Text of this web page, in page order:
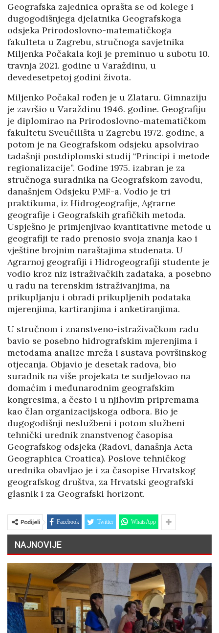
Geografska zajednica oprašta se od kolege i
dugogodišnjega djelatnika Geografskoga
odsjeka Prirodoslovno-matematičkoga
fakulteta u Zagrebu, stručnoga savjetnika
Miljenka Počakala koji je preminuo u subotu 10.
travnja 2021. godine u Varaždinu, u
devedesetpetoj godini života.
Miljenko Počakal rođen je u Zlataru. Gimnaziju
je završio u Varaždinu 1946. godine. Geografiju
je diplomirao na Prirodoslovno-matematičkom
fakultetu Sveučilišta u Zagrebu 1972. godine, a
potom je na Geografskom odsjeku apsolvirao
tadašnji postdiplomski studij “Principi i metode
regionalizacije”. Godine 1975. izabran je za
stručnoga suradnika na Geografskom zavodu,
današnjem Odsjeku PMF-a. Vodio je tri
praktikuma, iz Hidrogeografije, Agrarne
geografije i Geografskih grafičkih metoda.
Uspješno je primjenjivao kvantitativne metode u
geografiji te rado prenosio svoja znanja kao i
vještine brojnim naraštajima studenata. U
Agrarnoj geografiji i Hidrogeografiji studente je
vodio kroz niz istraživačkih zadataka, a posebno
u radu na terenskim istraživanjima, na
prikupljanju i obradi prikupljenih podataka
mjerenjima, kartiranjima i anketiranjima.
U stručnom i znanstveno-istraživačkom radu
bavio se posebno hidrografskim mjerenjima i
metodama analize mreža i sustava površinskog
otjecanja. Objavio je desetak radova, bio
suradnik na više projekata te sudjelovao na
domaćim i međunarodnim geografskim
kongresima, a često i u njihovim pripremama
kao član organizacijskoga odbora. Bio je
dugogodišnji neslužbeni i potom službeni
tehnički urednik znanstvenog časopisa
Geografskog odsjeka (Radovi, današnja Acta
Geographica Croatica). Poslove tehničkog
urednika obavljao je i za časopise Hrvatskog
geografskog društva, za Hrvatski geografski
glasnik i za Geografski horizont.
Podijeli Facebook Twitter WhatsApp
NAJNOVIJE